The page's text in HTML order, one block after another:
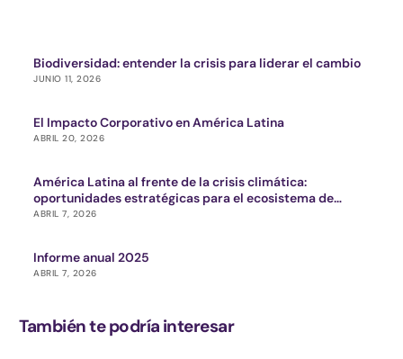
Biodiversidad: entender la crisis para liderar el cambio
JUNIO 11, 2026
El Impacto Corporativo en América Latina
ABRIL 20, 2026
América Latina al frente de la crisis climática:
oportunidades estratégicas para el ecosistema de
impacto
ABRIL 7, 2026
Informe anual 2025
ABRIL 7, 2026
También te podría interesar